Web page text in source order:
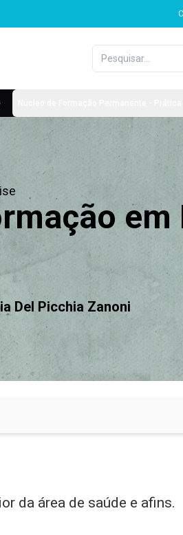
Del Picchia Zanoni
da área de saúde e afins.